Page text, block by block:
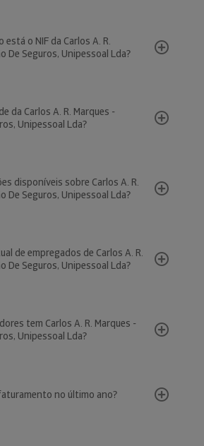
está o NIF da Carlos A. R.
De Seguros, Unipessoal Lda?
da Carlos A. R. Marques -
Unipessoal Lda?
disponíveis sobre Carlos A. R.
De Seguros, Unipessoal Lda?
de empregados de Carlos A. R.
De Seguros, Unipessoal Lda?
tem Carlos A. R. Marques -
Unipessoal Lda?
no último ano?